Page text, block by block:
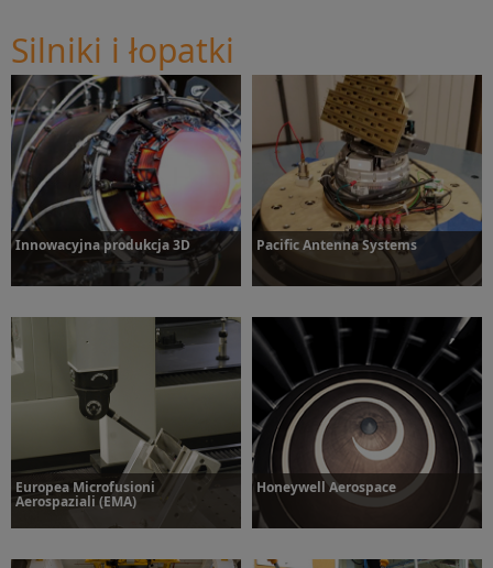
Silniki i łopatki
Innowacyjna produkcja 3D
Dowiedz się więcej
Pacific Antenna Systems
Dowiedz się więcej
Europea Microfusioni
Aerospaziali (EMA)
Honeywell Aerospace